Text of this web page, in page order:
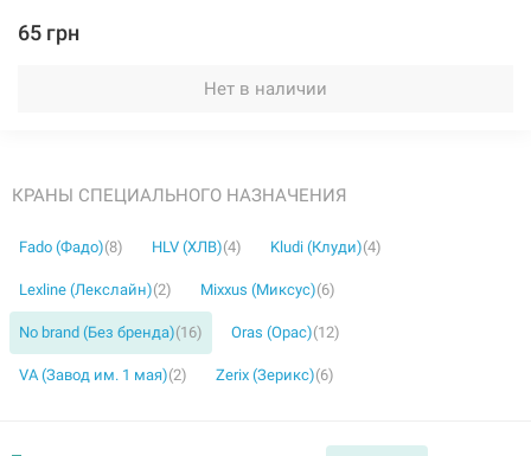
65 грн
Нет в наличии
КРАНЫ СПЕЦИАЛЬНОГО НАЗНАЧЕНИЯ
Fado (Фадо)(8) HLV (ХЛВ)(4) Kludi (Клуди)(4)
Lexline (Лекслайн)(2) Mixxus (Миксус)(6)
No brand (Без бренда)(16) Oras (Орас)(12)
VA (Завод им. 1 мая)(2) Zerix (Зерикс)(6)